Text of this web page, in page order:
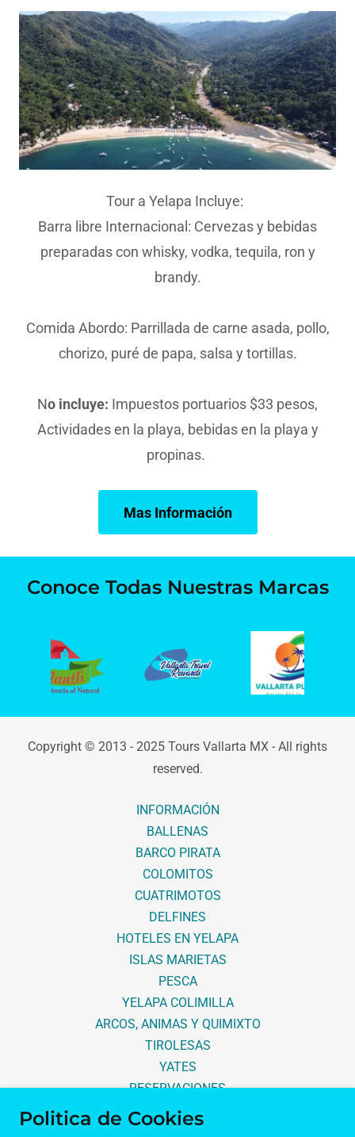
Tour a Yelapa Incluye:
Barra libre Internacional: Cervezas y bebidas
preparadas con whisky, vodka, tequila, ron y
brandy.
Comida Abordo: Parrillada de carne asada, pollo,
chorizo, puré de papa, salsa y tortillas.
No incluye: Impuestos portuarios $33 pesos,
Actividades en la playa, bebidas en la playa y
propinas.
Mas Información
Conoce Todas Nuestras Marcas
Copyright © 2013 - 2025 Tours Vallarta MX - All rights
reserved.
INFORMACIÓN
BALLENAS
BARCO PIRATA
COLOMITOS
CUATRIMOTOS
DELFINES
HOTELES EN YELAPA
ISLAS MARIETAS
PESCA
YELAPA COLIMILLA
ARCOS, ANIMAS Y QUIMIXTO
TIROLESAS
YATES
RESERVACIONES
Política de privacidad
Términos y condiciones
Politica de Cookies